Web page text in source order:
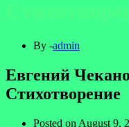
By -admin
Евгений
Стихотворение
Posted on August 9,